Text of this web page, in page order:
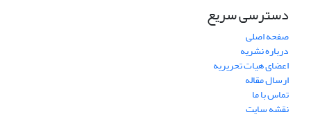
دسترسی سریع
صفحه اصلی
درباره نشریه
اعضای هیات تحریریه
ارسال مقاله
تماس با ما
نقشه سایت